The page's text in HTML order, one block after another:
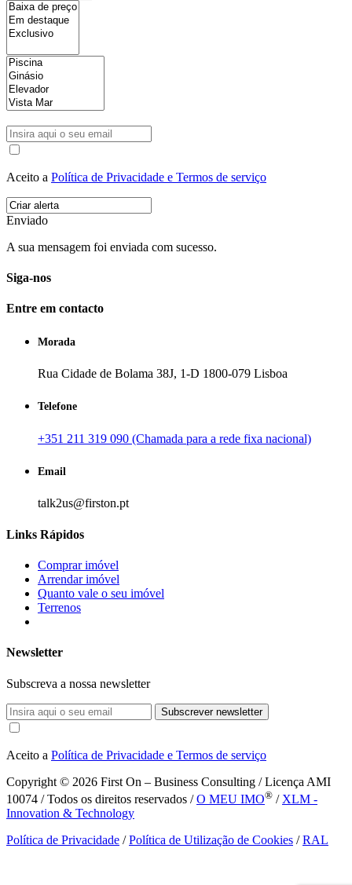
Aceito a Política de Privacidade e Termos de serviço
Enviado
A sua mensagem foi enviada com sucesso.
Siga-nos
Entre em contacto
Morada
Rua Cidade de Bolama 38J, 1-D 1800-079 Lisboa
Telefone
+351 211 319 090 (Chamada para a rede fixa nacional)
Email
talk2us@firston.pt
Links Rápidos
Comprar imóvel
Arrendar imóvel
Quanto vale o seu imóvel
Terrenos
Newsletter
Subscreva a nossa newsletter
Subscrever newsletter
Aceito a Política de Privacidade e Termos de serviço
Copyright © 2026 First On – Business Consulting / Licença AMI
10074 / Todos os direitos reservados /O MEU IMO® / XLM -
Innovation & Technology
Política de Privacidade /Política de Utilização de Cookies /RAL